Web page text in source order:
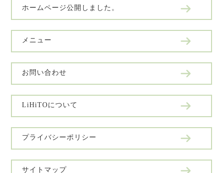
ホームページ公開しました。
メニュー
お問い合わせ
LiHiTOについて
プライバシーポリシー
サイトマップ